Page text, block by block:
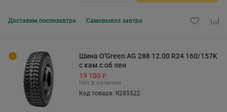
Доставим послезавтра Самовывоз завтра
Шина O'Green AG 288 12.00 R24 160/157K
с кам с об лен
19 100 ₽
Нет в наличии
Код товара: R285522